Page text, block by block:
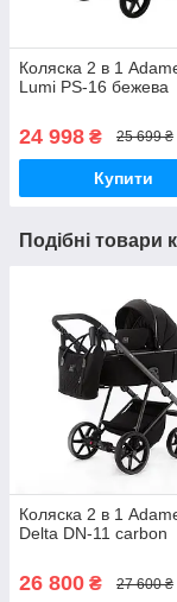
Коляска 2 в 1
Lumi PS-16 бежева
24 998 ₴ 25 699 ₴
Купити
Подібні товари
Коляска 2 в 1
Delta DN-11 carbon
26 800 ₴ 27 600 ₴